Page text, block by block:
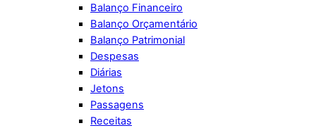
Balanço Financeiro
Balanço Orçamentário
Balanço Patrimonial
Despesas
Diárias
Jetons
Passagens
Receitas